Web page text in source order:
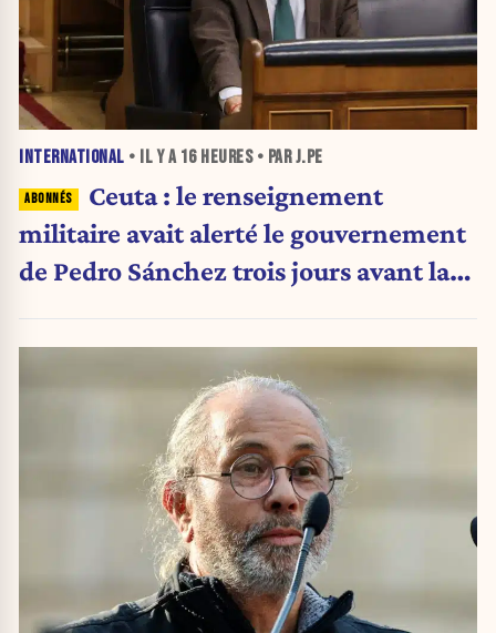
INTERNATIONAL • IL Y A 16 HEURES• PAR J.PE
Ceuta : le renseignement
militaire avait alerté le gouvernement
de Pedro Sánchez trois jours avant la